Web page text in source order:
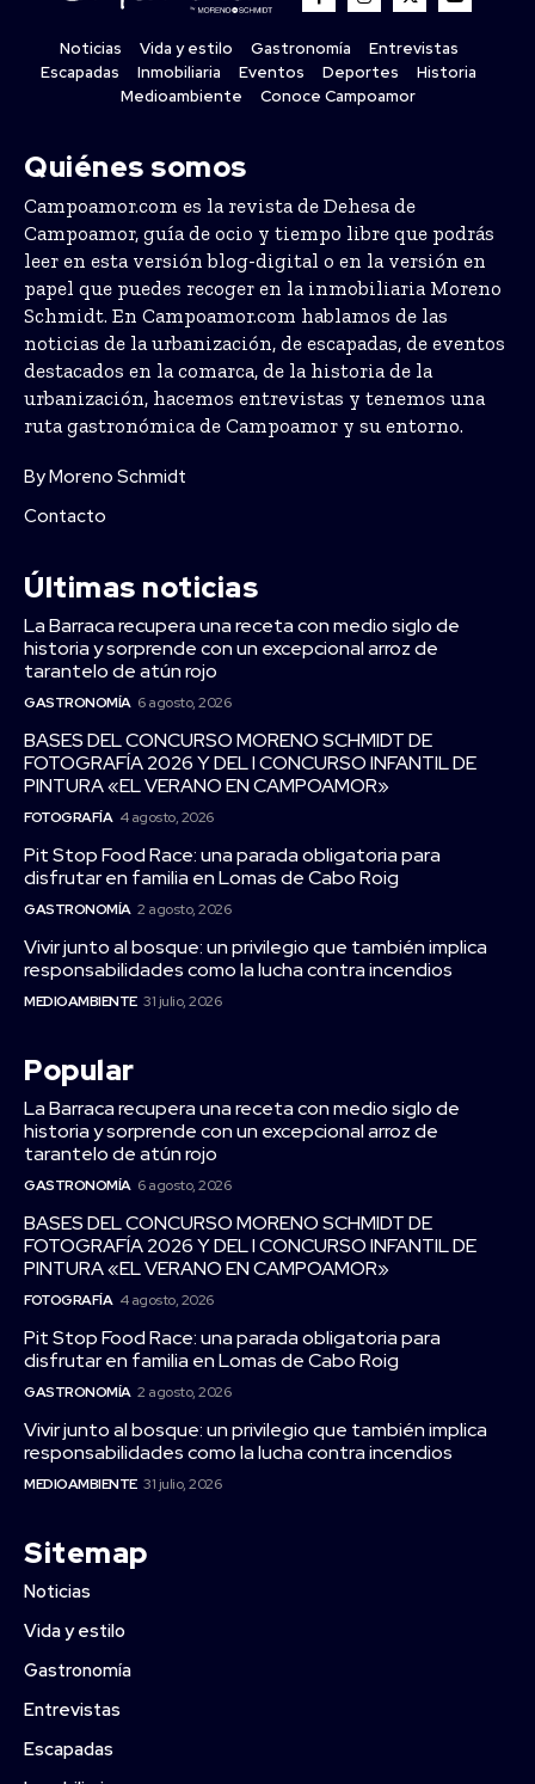
Noticias Vida y estilo Gastronomía
Entrevistas
Escapadas
Inmobiliaria Eventos Deportes
Historia
Medioambiente
Conoce Campoamor
Quiénes somos
Campoamor.com es la revista de Dehesa de
Campoamor, guía de ocio y tiempo libre que podrás
leer en esta versión blog-digital o en la versión en
papel que puedes recoger en la inmobiliaria Moreno
Schmidt. En Campoamor.com hablamos de las
noticias de la urbanización, de escapadas, de eventos
destacados en la comarca, de la historia de la
urbanización, hacemos entrevistas y tenemos una
ruta gastronómica de Campoamor y su entorno.
By Moreno Schmidt
Contacto
Últimas noticias
La Barraca recupera una receta con medio siglo de
historia y sorprende con un excepcional arroz de
tarantelo de atún rojo
GASTRONOMÍA 6 agosto, 2026
BASES DEL CONCURSO MORENO SCHMIDT DE
FOTOGRAFÍA 2026 Y DEL I CONCURSO INFANTIL DE
PINTURA «EL VERANO EN CAMPOAMOR»
FOTOGRAFÍA 4 agosto, 2026
Pit Stop Food Race: una parada obligatoria para
disfrutar en familia en Lomas de Cabo Roig
GASTRONOMÍA 2 agosto, 2026
Vivir junto al bosque: un privilegio que también implica
responsabilidades como la lucha contra incendios
MEDIOAMBIENTE 31 julio, 2026
Popular
La Barraca recupera una receta con medio siglo de
historia y sorprende con un excepcional arroz de
tarantelo de atún rojo
GASTRONOMÍA 6 agosto, 2026
BASES DEL CONCURSO MORENO SCHMIDT DE
FOTOGRAFÍA 2026 Y DEL I CONCURSO INFANTIL DE
PINTURA «EL VERANO EN CAMPOAMOR»
FOTOGRAFÍA 4 agosto, 2026
Pit Stop Food Race: una parada obligatoria para
disfrutar en familia en Lomas de Cabo Roig
GASTRONOMÍA 2 agosto, 2026
Vivir junto al bosque: un privilegio que también implica
responsabilidades como la lucha contra incendios
MEDIOAMBIENTE 31 julio, 2026
Sitemap
Noticias
Vida y estilo
Gastronomía
Entrevistas
Escapadas